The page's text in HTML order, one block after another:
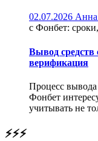
02.07.2026 Анна
с Фонбет:
Вывод
верификация
Процесс вывода
Фонбет
учитывать не
⚡⚡⚡